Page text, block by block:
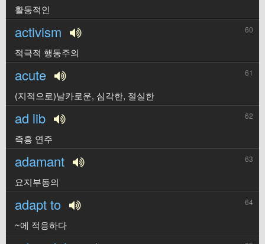
활동적인
activism 60
적극적 행동주의
acute 61
(지적으로)날카로운, 심각한, 절실한
ad lib 62
즉흥 연주
adamant 63
요지부동의
adapt to 64
~에 적응하다